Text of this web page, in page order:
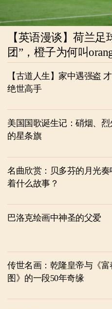
【英语漫谈】荷兰
团”，橙子为何叫
【古道人生】家中遇强盗
绝世高手
美国国歌诞生记：硝烟、烈
的星条旗
名曲欣赏：贝多芬的月光奏
着什么故事？
巴洛克绘画中神圣的父爱
传世名画：乾隆皇帝与《富
图》的一段50年奇缘